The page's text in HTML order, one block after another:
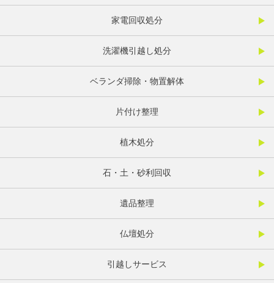
家電回収処分
洗濯機引越し処分
ベランダ掃除・物置解体
片付け整理
植木処分
石・土・砂利回収
遺品整理
仏壇処分
引越しサービス